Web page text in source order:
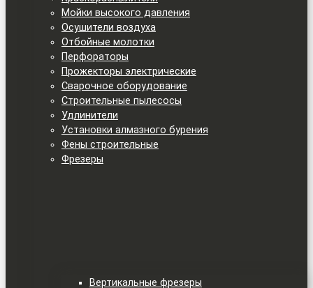
Мойки высокого давления
Осушители воздуха
Отбойные молотки
Перфораторы
Прожекторы электрические
Сварочное оборудование
Строительные пылесосы
Удлинители
Установки алмазного бурения
Фены строительные
Фрезеры
Вертикальные фрезеры